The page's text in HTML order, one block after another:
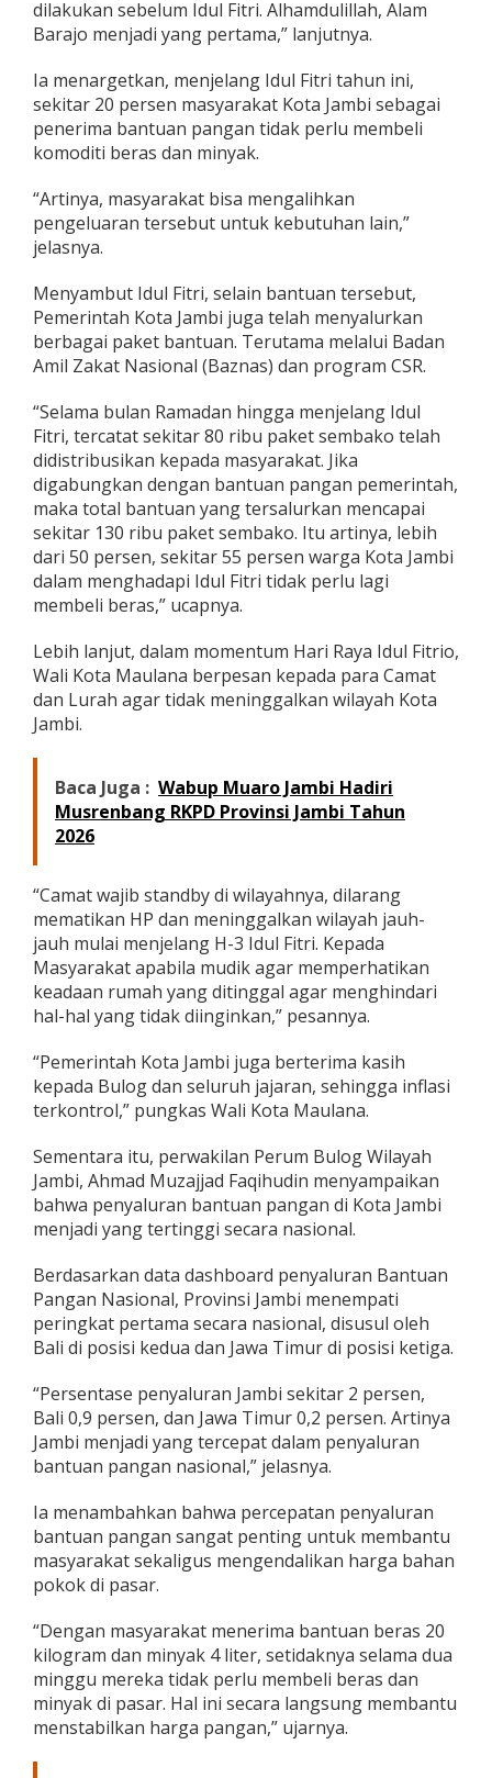
dilakukan sebelum Idul Fitri. Alhamdulillah, Alam
Barajo menjadi yang pertama,” lanjutnya.
Ia menargetkan, menjelang Idul Fitri tahun ini,
sekitar 20 persen masyarakat Kota Jambi sebagai
penerima bantuan pangan tidak perlu membeli
komoditi beras dan minyak.
“Artinya, masyarakat bisa mengalihkan
pengeluaran tersebut untuk kebutuhan lain,”
jelasnya.
Menyambut Idul Fitri, selain bantuan tersebut,
Pemerintah Kota Jambi juga telah menyalurkan
berbagai paket bantuan. Terutama melalui Badan
Amil Zakat Nasional (Baznas) dan program CSR.
“Selama bulan Ramadan hingga menjelang Idul
Fitri, tercatat sekitar 80 ribu paket sembako telah
didistribusikan kepada masyarakat. Jika
digabungkan dengan bantuan pangan pemerintah,
maka total bantuan yang tersalurkan mencapai
sekitar 130 ribu paket sembako. Itu artinya, lebih
dari 50 persen, sekitar 55 persen warga Kota Jambi
dalam menghadapi Idul Fitri tidak perlu lagi
membeli beras,” ucapnya.
Lebih lanjut, dalam momentum Hari Raya Idul Fitrio,
Wali Kota Maulana berpesan kepada para Camat
dan Lurah agar tidak meninggalkan wilayah Kota
Jambi.
Baca Juga : Wabup Muaro Jambi Hadiri
Musrenbang RKPD Provinsi Jambi Tahun
2026
“Camat wajib standby di wilayahnya, dilarang
mematikan HP dan meninggalkan wilayah jauh-
jauh mulai menjelang H-3 Idul Fitri. Kepada
Masyarakat apabila mudik agar memperhatikan
keadaan rumah yang ditinggal agar menghindari
hal-hal yang tidak diinginkan,” pesannya.
“Pemerintah Kota Jambi juga berterima kasih
kepada Bulog dan seluruh jajaran, sehingga inflasi
terkontrol,” pungkas Wali Kota Maulana.
Sementara itu, perwakilan Perum Bulog Wilayah
Jambi, Ahmad Muzajjad Faqihudin menyampaikan
bahwa penyaluran bantuan pangan di Kota Jambi
menjadi yang tertinggi secara nasional.
Berdasarkan data dashboard penyaluran Bantuan
Pangan Nasional, Provinsi Jambi menempati
peringkat pertama secara nasional, disusul oleh
Bali di posisi kedua dan Jawa Timur di posisi ketiga.
“Persentase penyaluran Jambi sekitar 2 persen,
Bali 0,9 persen, dan Jawa Timur 0,2 persen. Artinya
Jambi menjadi yang tercepat dalam penyaluran
bantuan pangan nasional,” jelasnya.
Ia menambahkan bahwa percepatan penyaluran
bantuan pangan sangat penting untuk membantu
masyarakat sekaligus mengendalikan harga bahan
pokok di pasar.
“Dengan masyarakat menerima bantuan beras 20
kilogram dan minyak 4 liter, setidaknya selama dua
minggu mereka tidak perlu membeli beras dan
minyak di pasar. Hal ini secara langsung membantu
menstabilkan harga pangan,” ujarnya.